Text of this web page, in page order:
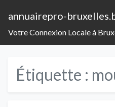
annuairepro-
Votre Connexion Locale à
Étiquette :